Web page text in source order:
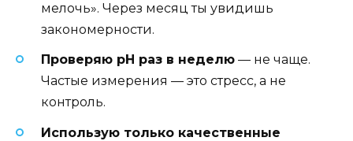
мелочь». Через месяц ты увидишь
закономерности.
Проверяю pH раз в неделю — не чаще.
Частые измерения — это стресс, а не
контроль.
Использую только качественные